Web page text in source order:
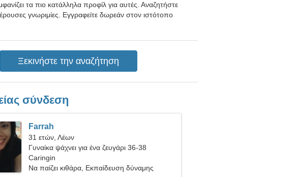
τα πιο κατάλληλα προφίλ για αυτές. Αναζητήστε
γνωριμίες. Εγγραφείτε δωρεάν στον ιστότοπο
σύνδεση
Farrah
31 ετών, Λέων
Γυναίκα ψάχνει για ένα ζευγάρι 36-38
Caringin
Να παίζει κιθάρα, Εκπαίδευση δύναμης